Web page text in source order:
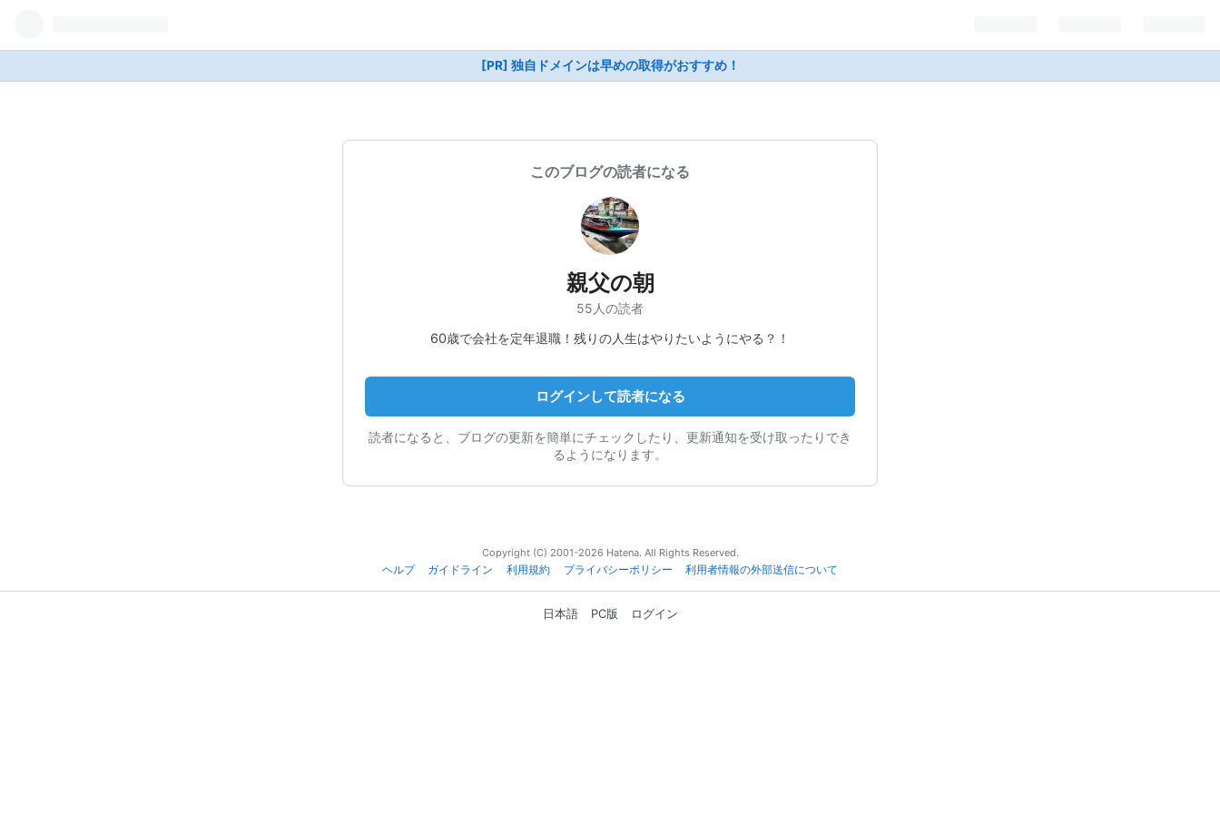
[PR] 独自ドメインは早めの取得がおすすめ！
このブログの読者になる
親父の朝
55人の読者
60歳で会社を定年退職！残りの人生はやりたいようにやる？！
ログインして読者になる
読者になると、ブログの更新を簡単にチェックしたり、更新通知を受け取ったりでき
るようになります。
Copyright (C) 2001-2026 Hatena. All Rights Reserved.
ヘルプ
ガイドライン 利用規約 プライバシーポリシー 利用者情報の外部送信について
日本語 PC版 ログイン